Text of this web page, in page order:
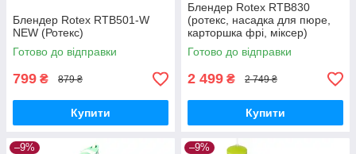
Блендер Rotex RTB501-W
NEW (Ротекс)
Готово до відправки
799 ₴ 879 ₴
Купити
Блендер Rotex RTB830
(ротекс, насадка для пюре,
карторшка фрі, міксер)
Готово до відправки
2 499 ₴ 2 749 ₴
Купити
–9% –9%